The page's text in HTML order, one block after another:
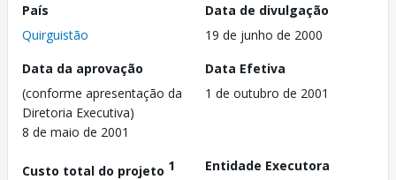
País
Quirguistão
Data de divulgação
19 de junho de 2000
Data da aprovação
(conforme apresentação da
Diretoria Executiva)
8 de maio de 2001
Data Efetiva
1 de outubro de 2001
Custo total do projeto 1
Entidade Executora